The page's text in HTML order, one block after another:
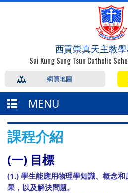
西貢崇真天主教
Sai Kung Sung Tsun Catholic
網頁地圖
MENU
課程介紹
(一) 目標
(1.) 學生能應用物理學知識、概念
果，以及解決問題。